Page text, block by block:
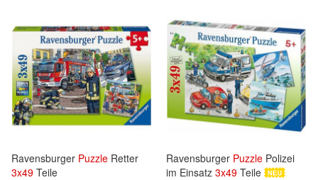
Ravensburger Puzzle Retter
3x49 Teile
Ravensburger Puzzle Polizei
im Einsatz 3x49 Teile